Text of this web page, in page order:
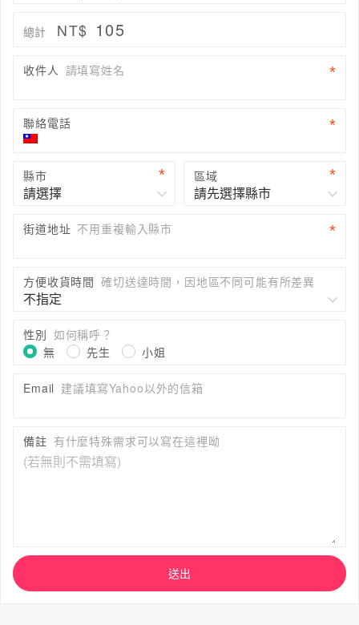
總計 NT$ 105
收件人 請填寫姓名
聯絡電話
縣市 區域
街道地址 不用重複輸入縣市
方便收貨時間 確切送達時間，因地區不同可能有所差異
性別 如何稱呼？
無
先生 小姐
Email 建議填寫Yahoo以外的信箱
備註 有什麼特殊需求可以寫在這裡呦
送出